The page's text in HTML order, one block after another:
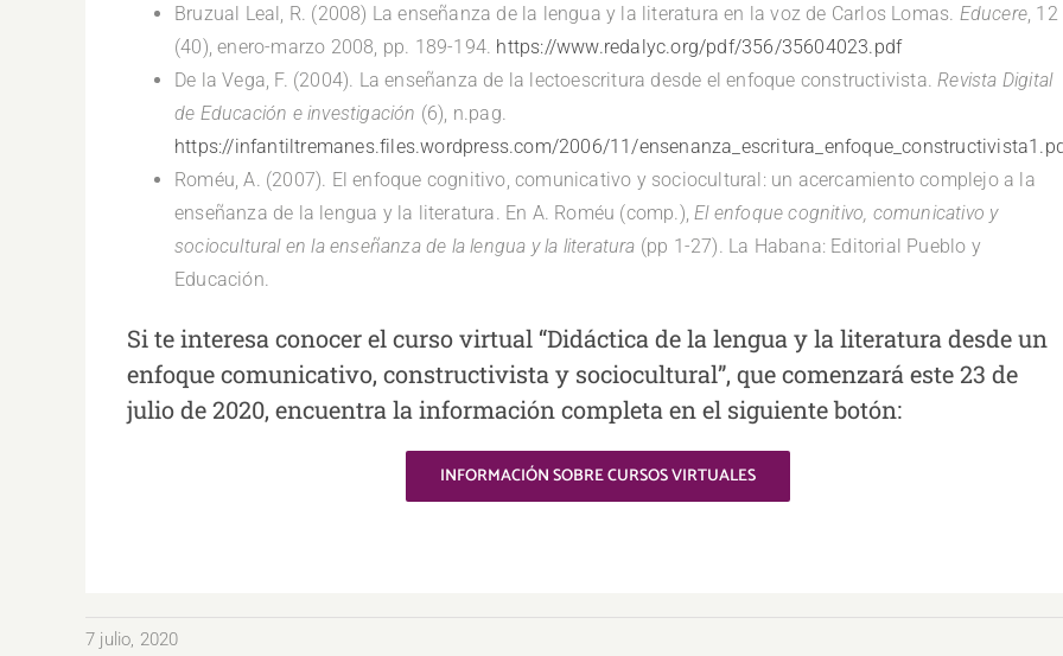
Bruzual Leal, R. (2008) La enseñanza de la lengua y la literatura en la voz de Carlos Lomas. Educere, 12
(40), enero-marzo 2008, pp. 189-194. https://www.redalyc.org/pdf/356/35604023.pdf
De la Vega, F. (2004). La enseñanza de la lectoescritura desde el enfoque constructivista.Revista Digital
de Educación e investigación (6), n.pag.
https://infantiltremanes.files.wordpress.com/2006/11/
Roméu, A. (2007). El enfoque cognitivo, comunicativo y sociocultural: un acercamiento complejo a la
enseñanza de la lengua y la literatura. En A. Roméu (comp.),El enfoque cognitivo, comunicativo y
sociocultural en la enseñanza de la lengua y la literatura (pp 1-27). La Habana: Editorial Pueblo y
Educación.
Si te interesa conocer el curso virtual “Didáctica de la lengua y la literatura desde un
enfoque comunicativo, constructivista y sociocultural”, que comenzará este 23 de
julio de 2020, encuentra la información completa en el siguiente botón:
INFORMACIÓN SOBRE CURSOS VIRTUALES
7 julio, 2020